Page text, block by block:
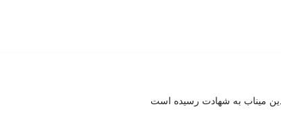
میناب به شهادت رسیده است